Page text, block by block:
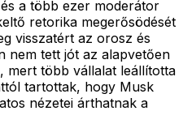
a több ezer moderátor
retorika megerősödését
visszatért az orosz és
nem tett jót az alapvetően
mert több vállalat leállította
tartottak, hogy Musk
nézetei árthatnak a